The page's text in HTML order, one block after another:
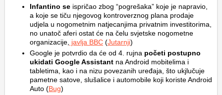
Infantino se ispričao zbog “pogrešaka” koje je napravio,
a koje se tiču njegovog kontroverznog plana prodaje
udjela u nogometnim natjecanjima privatnim investitorima,
no unatoč aferi ostat će na čelu svjetske nogometne
organizacije, javlja BBC (Jutarnji)
Google je potvrdio da će od 4. rujna početi postupno
ukidati Google Assistant na Android mobitelima i
tabletima, kao i na nizu povezanih uređaja, što ukjlučuje
pametne satove, slušalice i automobile koji koriste Android
Auto (Bug)